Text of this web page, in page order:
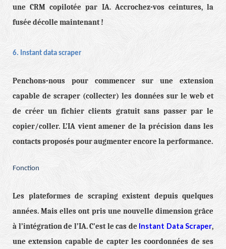
une CRM copilotée par IA. Accrochez-vos ceintures, la
fusée décolle maintenant !
6. Instant data scraper
Penchons-nous pour commencer sur une extension
capable de scraper (collecter) les données sur le web et
de créer un fichier clients gratuit sans passer par le
copier/coller. L’IA vient amener de la précision dans les
contacts proposés pour augmenter encore la performance.
Fonction
Les plateformes de scraping existent depuis quelques
années. Mais elles ont pris une nouvelle dimension grâce
à l’intégration de l’IA. C’est le cas de Instant Data Scraper,
une extension capable de capter les coordonnées de ses